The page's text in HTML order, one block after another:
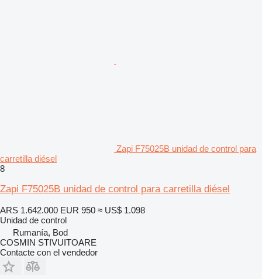
Zapi F75025B unidad de control para
carretilla diésel
8
Zapi F75025B unidad de control para carretilla diésel
ARS 1.642.000 EUR 950 ≈ US$ 1.098
Unidad de control
Rumanía, Bod
COSMIN STIVUITOARE
Contacte con el vendedor